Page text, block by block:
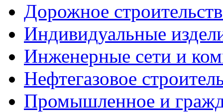
Дорожное
Индивидуальные
Инженерные сети и
Нефтегазовое
Промышленное и